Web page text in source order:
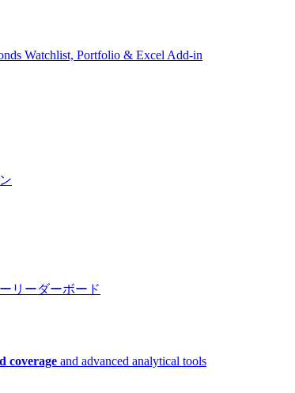
Watchlist, Portfolio & Excel Add-in
リーダーボード
coverage and advanced analytical tools